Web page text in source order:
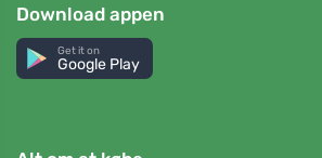
Download appen
Get it on
Google Play